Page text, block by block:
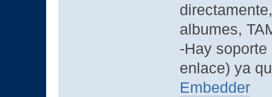
albumes,
-Hay
enlace) ya
Embedder